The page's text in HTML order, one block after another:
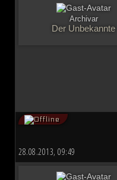
Archivar
Der Unbekannte
28.08.2013, 09:49